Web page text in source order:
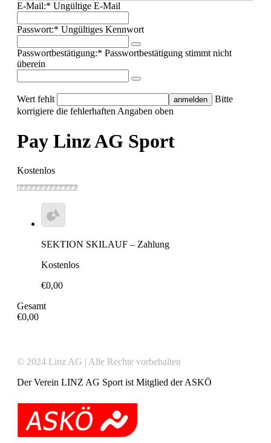
E-Mail:* Ungültige E-Mail
Passwort:* Ungültiges Kennwort
Passwortbestätigung:* Passwortbestätigung stimmt nicht
überein
Wert fehlt
Bitte
korrigiere die fehlerhaften Angaben oben
Pay Linz AG Sport
Kostenlos
SEKTION SKILAUF – Zahlung
Kostenlos
€0,00
Gesamt
€0,00
© 2024 Linz AG | Alle Rechte vorbehalten
Der Verein LINZ AG Sport ist Mitglied der ASKÖ